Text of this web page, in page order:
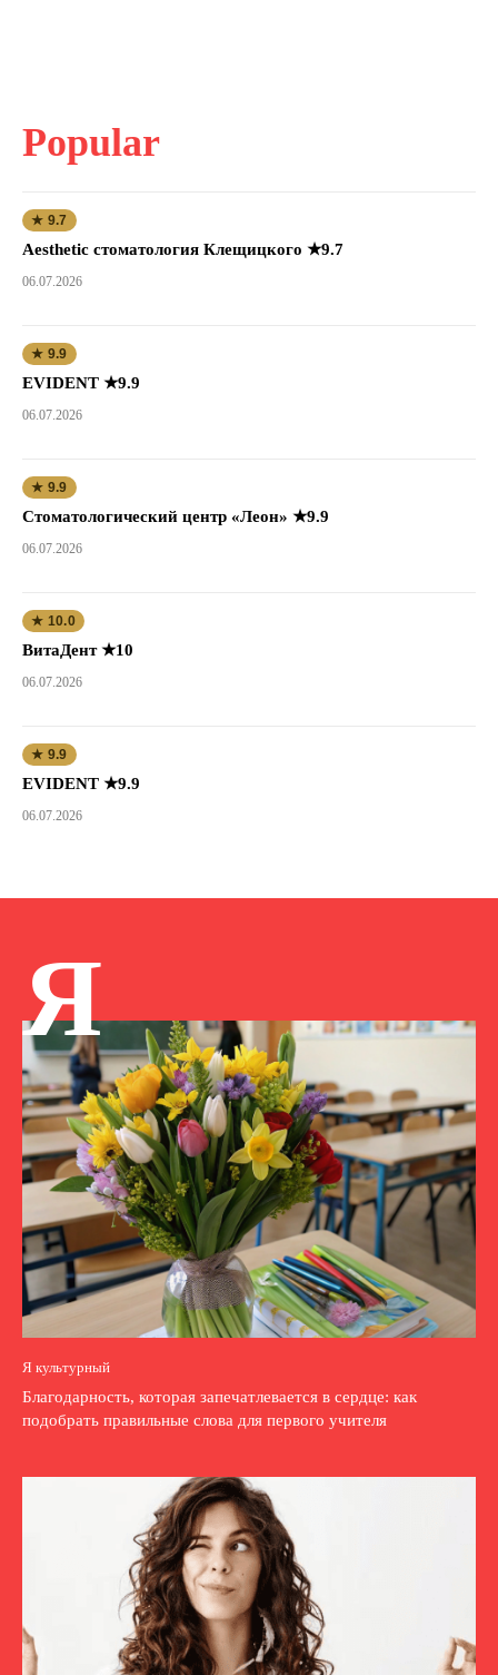
Popular
★ 9.7
Aesthetic стоматология Клещицкого ★9.7
06.07.2026
★ 9.9
EVIDENT ★9.9
06.07.2026
★ 9.9
Стоматологический центр «Леон» ★9.9
06.07.2026
★ 10.0
ВитаДент ★10
06.07.2026
★ 9.9
EVIDENT ★9.9
06.07.2026
Я
Я культурный
Благодарность, которая запечатлевается в сердце: как
подобрать правильные слова для первого учителя